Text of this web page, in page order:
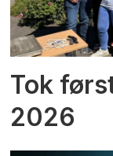
Tok
2026